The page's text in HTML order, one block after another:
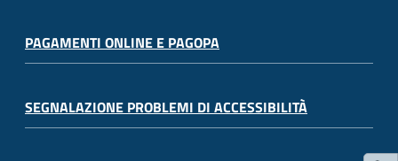
PAGAMENTI ONLINE E PAGOPA
SEGNALAZIONE PROBLEMI DI ACCESSIBILITÀ